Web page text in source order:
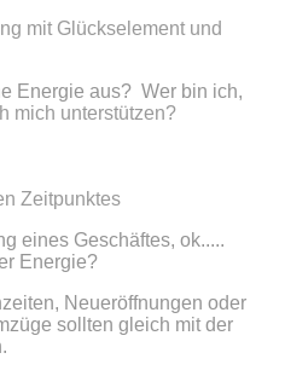
mit Glückselement und
Energie aus? Wer bin ich,
mich unterstützen?
Zeitpunktes
eines Geschäftes, ok.....
Energie?
Neueröffnungen oder
sollten gleich mit der